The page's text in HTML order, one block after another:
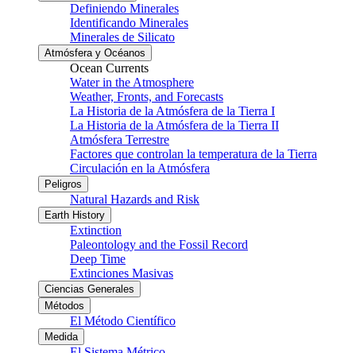
Definiendo Minerales
Identificando Minerales
Minerales de Silicato
Atmósfera y Océanos
Ocean Currents
Water in the Atmosphere
Weather, Fronts, and Forecasts
La Historia de la Atmósfera de la Tierra I
La Historia de la Atmósfera de la Tierra II
Atmósfera Terrestre
Factores que controlan la temperatura de la Tierra
Circulación en la Atmósfera
Peligros
Natural Hazards and Risk
Earth History
Extinction
Paleontology and the Fossil Record
Deep Time
Extinciones Masivas
Ciencias Generales
Métodos
El Método Científico
Medida